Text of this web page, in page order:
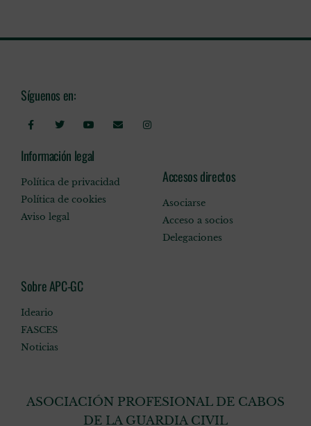
Síguenos en:
Información legal
Política de privacidad
Política de cookies
Aviso legal
Accesos directos
Asociarse
Acceso a socios
Delegaciones
Sobre APC-GC
Ideario
FASCES
Noticias
ASOCIACIÓN PROFESIONAL DE CABOS
DE LA GUARDIA CIVIL